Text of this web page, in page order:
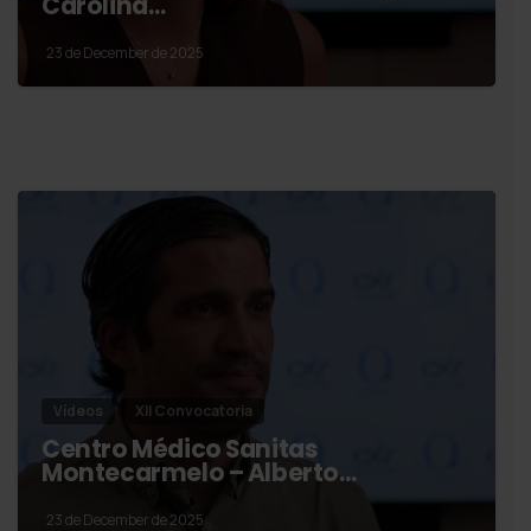
23 de December de 2025
Vídeos XII Convocatoria
Centro Médico Sanitas
Montecarmelo – Alberto…
23 de December de 2025